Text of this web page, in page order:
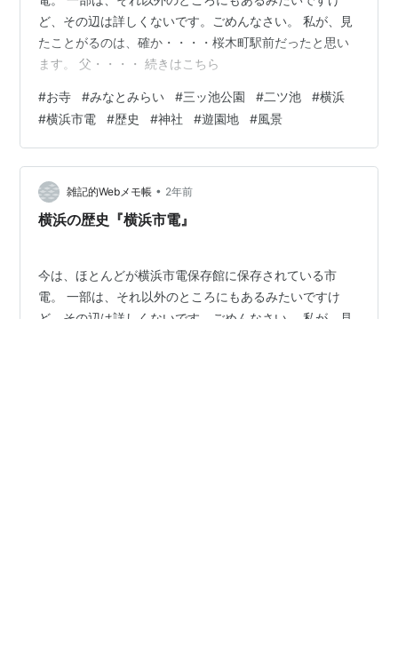
ど、その辺は詳しくないです。ごめんなさい。 私が、見
たことがるのは、確か・・・・桜木町駅前だったと思い
ます。 父・・・・ 続きはこちら
#お寺 #みなとみらい #三ッ池公園 #二ツ池 #横浜
#横浜市電 #歴史 #神社 #遊園地 #風景
雑記的Webメモ帳 • 2年前
横浜の歴史『横浜市電』
今は、ほとんどが横浜市電保存館に保存されている市
電。 一部は、それ以外のところにもあるみたいですけ
ど、その辺は詳しくないです。ごめんなさい。 私が、見